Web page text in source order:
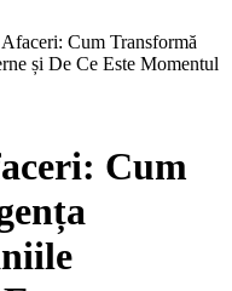
Cum Transformă
și De Ce Este Momentul
Cum